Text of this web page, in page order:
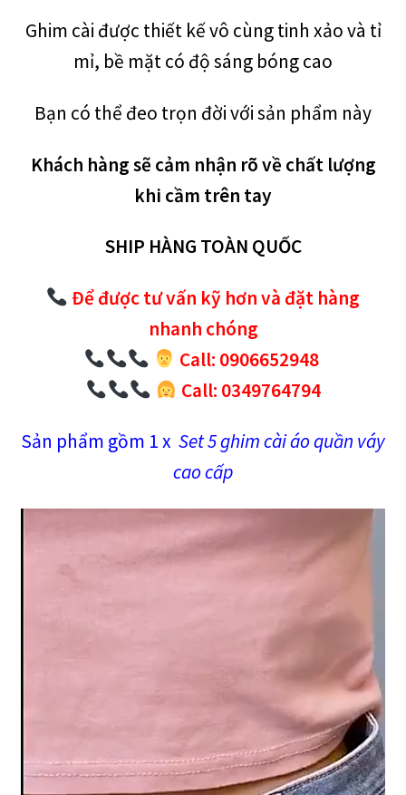
Ghim cài được thiết kế vô cùng tinh xảo và tỉ
mỉ, bề mặt có độ sáng bóng cao
Bạn có thể đeo trọn đời với sản phẩm này
Khách hàng sẽ cảm nhận rõ về chất lượng
khi cầm trên tay
SHIP HÀNG TOÀN QUỐC
Để được tư vấn kỹ hơn và đặt hàng
nhanh chóng
Call: 0906652948
Call: 0349764794
Sản phẩm gồm 1 x Set 5 ghim cài áo quần váy
cao cấp